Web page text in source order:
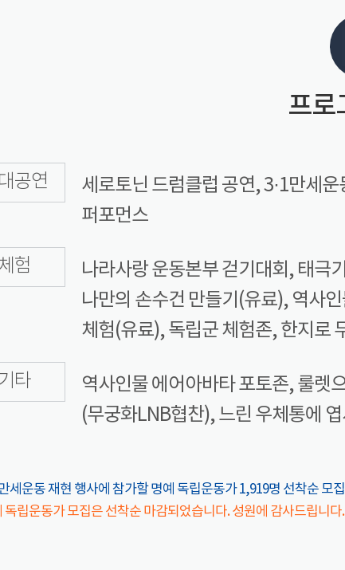
프로
공연
세로토닌 드럼클럽 공연, 3·1만세
퍼포먼스
험
나라사랑 운동본부 걷기대회, 태극
나만의 손수건 만들기(유료), 역사
체험(유료), 독립군 체험존, 한지로
기타
역사인물 에어아바타 포토존, 룰렛
(무궁화LNB협찬), 느린 우체통에 엽
세운동 재현 행사에 참가할 명예 독립운동가 1,919명 선착순 모
립운동가 모집은 선착순 마감되었습니다. 성원에 감사드립니다.